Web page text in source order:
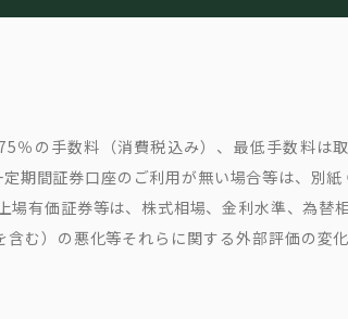
％の手数料（消費税込み）、最低手数料は
期間証券口座のご利用が無い場合等は、別
有価証券等は、株式相場、金利水準、為替
む）の悪化等それらに関する外部評価の変